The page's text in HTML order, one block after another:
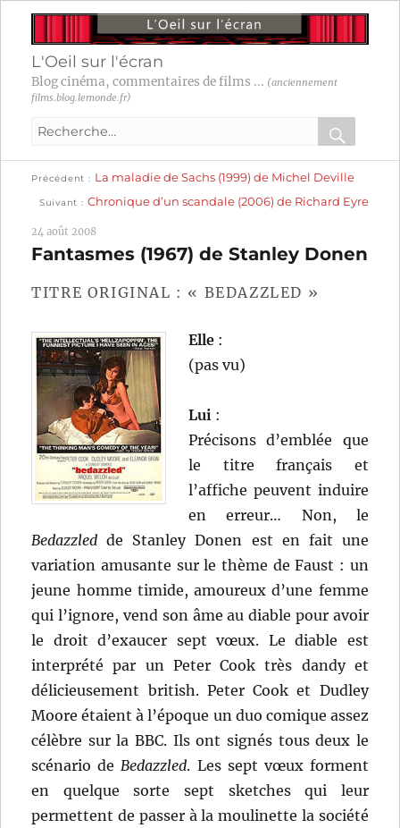
L'Oeil sur l'écran
Blog cinéma, commentaires de films ... (anciennement
films.blog.lemonde.fr)
Recherche
:
OK
Navigation
l’article
Précédent
précédente :
La maladie de Sachs (1999) de Michel Deville
Suivant
suivante :
Chronique d’un scandale (2006) de Richard Eyre
24 août 2008
Fantasmes (1967) de Stanley Donen
TITRE ORIGINAL : « BEDAZZLED »
Elle :
(pas vu)
Lui :
Précisons d’emblée que
le titre français et
l’affiche peuvent induire
en erreur… Non, le
Bedazzled de Stanley Donen est en fait une
variation amusante sur le thème de Faust : un
jeune homme timide, amoureux d’une femme
qui l’ignore, vend son âme au diable pour avoir
le droit d’exaucer sept vœux. Le diable est
interprété par un Peter Cook très dandy et
délicieusement british. Peter Cook et Dudley
Moore étaient à l’époque un duo comique assez
célèbre sur la BBC. Ils ont signés tous deux le
scénario deBedazzled. Les sept vœux forment
en quelque sorte sept sketches qui leur
permettent de passer à la moulinette la société